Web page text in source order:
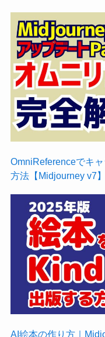
OmniReferenceでキ
方法【Midjourney v7】
AI絵本の作り方｜